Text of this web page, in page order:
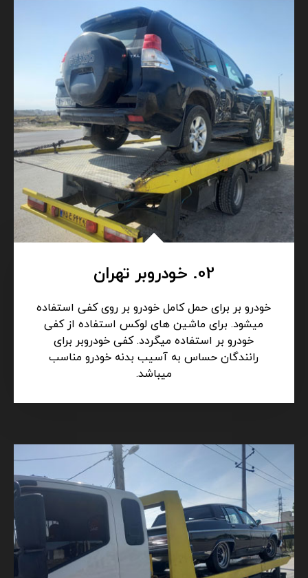
02. خودروبر تهران
خودرو بر برای حمل کامل خودرو بر روی کفی استفاده
میشود. برای ماشین های لوکس استفاده از کفی
خودرو بر استفاده میگردد. کفی خودروبر برای
رانندگان حساس به آسیب بدنه خودرو مناسب
میباشد.